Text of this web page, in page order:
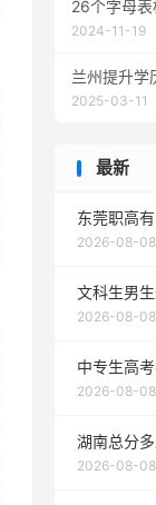
26个字母
2024-11-19
兰州提升学
2025-03-11
最新
东莞职高
2026-08-08
文科生男
2026-08-08
中专生高
2026-08-08
湖南总分
2026-08-08